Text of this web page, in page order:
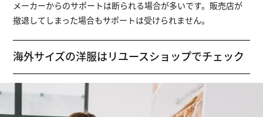
メーカーからのサポートは断られる場合が多いです。販売店が
撤退してしまった場合もサポートは受けられません。
海外サイズの洋服はリユースショップでチェック